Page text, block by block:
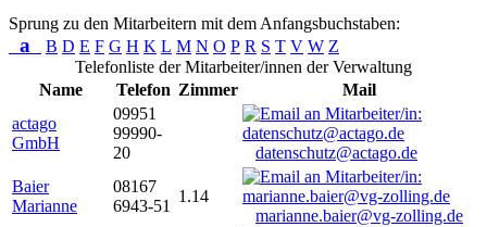
Sprung zu den Mitarbeitern mit dem Anfangsbuchstaben:
a B D E F G H K L M N O P R S T V W Z
Telefonliste der Mitarbeiter/innen der Verwaltung
Name
Telefon Zimmer
Mail
actago
GmbH
09951
99990-
20
datenschutz@actago.de
Baier
Marianne
08167
6943-51
1.14
marianne.baier@vg-zolling.de